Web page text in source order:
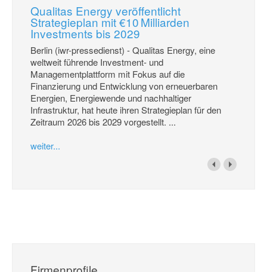
Qualitas Energy veröffentlicht
Strategieplan mit €10 Milliarden
Investments bis 2029
Berlin (iwr-pressedienst) - Qualitas Energy, eine
weltweit führende Investment- und
Managementplattform mit Fokus auf die
Finanzierung und Entwicklung von erneuerbaren
Energien, Energiewende und nachhaltiger
Infrastruktur, hat heute ihren Strategieplan für den
Zeitraum 2026 bis 2029 vorgestellt. ...
weiter...